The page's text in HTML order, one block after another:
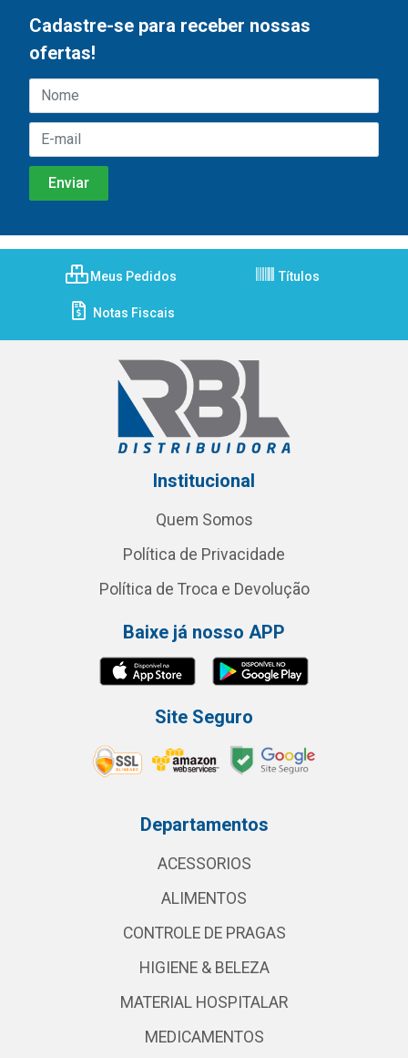
Cadastre-se para receber nossas
ofertas!
Meus Pedidos Títulos
Notas Fiscais
Institucional
Quem Somos
Política de Privacidade
Política de Troca e Devolução
Baixe já nosso APP
Site Seguro
Departamentos
ACESSORIOS
ALIMENTOS
CONTROLE DE PRAGAS
HIGIENE & BELEZA
MATERIAL HOSPITALAR
MEDICAMENTOS